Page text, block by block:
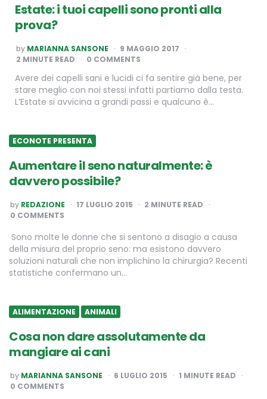
Estate: i tuoi capelli sono pronti alla
prova?
POSTED
BY
by MARIANNA SANSONE
9 MAGGIO 2017
2 MINUTE READ 0 COMMENTS
Avere dei capelli sani e lucidi ci fa sentire già bene, per
stare meglio con noi stessi infatti partiamo dalla testa.
L’Estate si avvicina a grandi passi e qualcuno è…
ECONOTE PRESENTA
Aumentare il seno naturalmente: è
davvero possibile?
POSTED
BY
by REDAZIONE 17 LUGLIO 2015 2 MINUTE READ
0 COMMENTS
Sono molte le donne che si sentono a disagio a causa
della misura del proprio seno: ma esistono davvero
soluzioni naturali che non implichino la chirurgia? Recenti
statistiche confermano un…
ALIMENTAZIONE ANIMALI
Cosa non dare assolutamente da
mangiare ai cani
POSTED
BY
by MARIANNA SANSONE 6 LUGLIO 2015 1 MINUTE READ
0 COMMENTS